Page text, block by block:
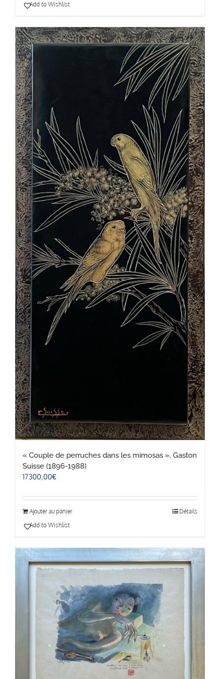
Add to Wishlist
« Couple de perruches dans les mimosas », Gaston
Suisse (1896-1988)
17300,00€
Ajouter au panier
Détails
Add to Wishlist